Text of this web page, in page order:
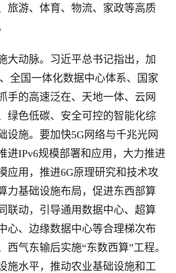
旅游、体育、物流、家政等高质
大动脉。习近平总书记指出，加
全国一体化数据中心体系、国家
手的高速泛在、天地一体、云网
绿色低碳、安全可控的智能化综
设施。要加快5G网络与千兆光网
进IPv6规模部署和应用，大力推进
应用，推进6G原理研究和技术攻
力基础设施布局，促进东西部算
联动，引导通用数据中心、超算
心、边缘数据中心等合理梯次布
西气东输后实施“东数西算”工程。
施水平，推动农业基础设施和工